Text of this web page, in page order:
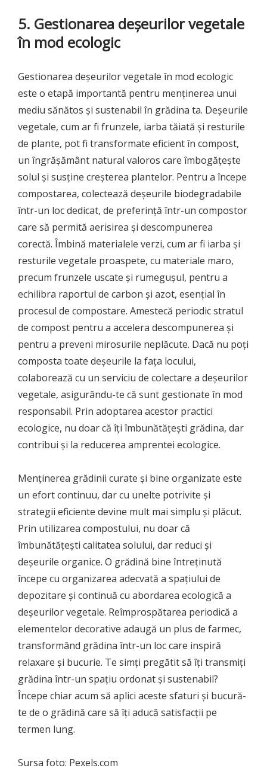
5. Gestionarea deșeurilor vegetale
în mod ecologic
Gestionarea deșeurilor vegetale în mod ecologic
este o etapă importantă pentru menținerea unui
mediu sănătos și sustenabil în grădina ta. Deșeurile
vegetale, cum ar fi frunzele, iarba tăiată și resturile
de plante, pot fi transformate eficient în compost,
un îngrășământ natural valoros care îmbogățește
solul și susține creșterea plantelor. Pentru a începe
compostarea, colectează deșeurile biodegradabile
într-un loc dedicat, de preferință într-un compostor
care să permită aerisirea și descompunerea
corectă. Îmbină materialele verzi, cum ar fi iarba și
resturile vegetale proaspete, cu materiale maro,
precum frunzele uscate și rumegușul, pentru a
echilibra raportul de carbon și azot, esențial în
procesul de compostare. Amestecă periodic stratul
de compost pentru a accelera descompunerea și
pentru a preveni mirosurile neplăcute. Dacă nu poți
composta toate deșeurile la fața locului,
colaborează cu un serviciu de colectare a deșeurilor
vegetale, asigurându-te că sunt gestionate în mod
responsabil. Prin adoptarea acestor practici
ecologice, nu doar că îți îmbunătățești grădina, dar
contribui și la reducerea amprentei ecologice.
Menținerea grădinii curate și bine organizate este
un efort continuu, dar cu unelte potrivite și
strategii eficiente devine mult mai simplu și plăcut.
Prin utilizarea compostului, nu doar că
îmbunătățești calitatea solului, dar reduci și
deșeurile organice. O grădină bine întreținută
începe cu organizarea adecvată a spațiului de
depozitare și continuă cu abordarea ecologică a
deșeurilor vegetale. Reîmprospătarea periodică a
elementelor decorative adaugă un plus de farmec,
transformând grădina într-un loc care inspiră
relaxare și bucurie. Te simți pregătit să îți transmiți
grădina într-un spațiu ordonat și sustenabil?
Începe chiar acum să aplici aceste sfaturi și bucură-
te de o grădină care să îți aducă satisfacții pe
termen lung.
Sursa foto: Pexels.com